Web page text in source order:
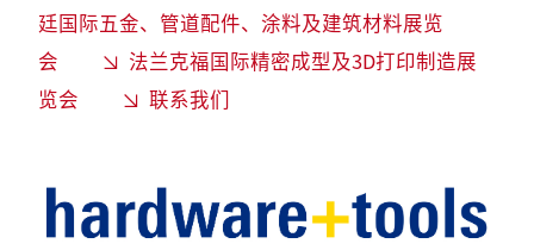
廷国际五金、管道配件、涂料及建筑材料展览
会
法兰克福国际精密成型及3D打印制造展
览会
联系我们